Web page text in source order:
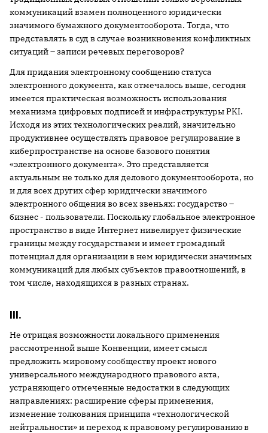
коммуникаций взамен полноценного юридически
значимого бумажного документооборота. Тогда, что
представлять в суд в случае возникновения конфликтных
ситуаций – записи речевых переговоров?
Для придания электронному сообщению статуса
электронного документа, как отмечалось выше, сегодня
имеется практическая возможность использования
механизма цифровых подписей и инфраструктуры PKI.
Исходя из этих технологических реалий, значительно
продуктивнее осуществлять правовое регулирование в
киберпространстве на основе базового понятия
«электронного документа». Это представляется
актуальным не только для делового документооборота, но
и для всех других сфер юридически значимого
электронного общения во всех звеньях: государство –
бизнес - пользователи. Поскольку глобальное электронное
пространство в виде Интернет нивелирует физические
границы между государствами и имеет громадный
потенциал для организации в нем юридически значимых
коммуникаций для любых субъектов правоотношений, в
том числе, находящихся в разных странах.
III.
Не отрицая возможности локального применения
рассмотренной выше Конвенции, имеет смысл
предложить мировому сообществу проект нового
универсального международного правового акта,
устраняющего отмеченные недостатки в следующих
направлениях: расширение сферы применения,
изменение толкования принципа «технологической
нейтральности» и переход к правовому регулированию в